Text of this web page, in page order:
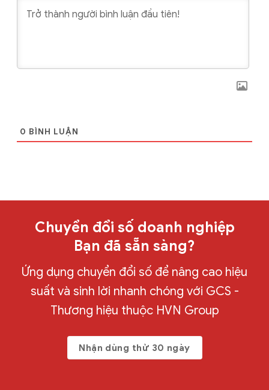
0 BÌNH LUẬN
Chuyển đổi số doanh nghiệp
Bạn đã sẵn sàng?
Ứng dụng chuyển đổi số để nâng cao hiệu
suất và sinh lời nhanh chóng với GCS -
Thương hiệu thuộc HVN Group
Nhận dùng thử 30 ngày